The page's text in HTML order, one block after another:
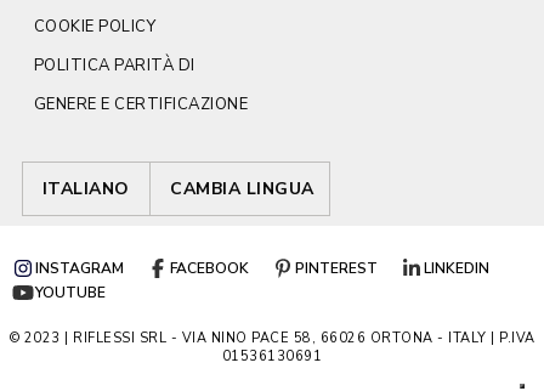
COOKIE POLICY
POLITICA PARITÀ DI
GENERE E CERTIFICAZIONE
ITALIANO CAMBIA LINGUA
© 2023 | RIFLESSI SRL - VIA NINO PACE 58, 66026 ORTONA - ITALY | P.IVA
01536130691
INSTAGRAM FACEBOOK PINTEREST
LINKEDIN
YOUTUBE